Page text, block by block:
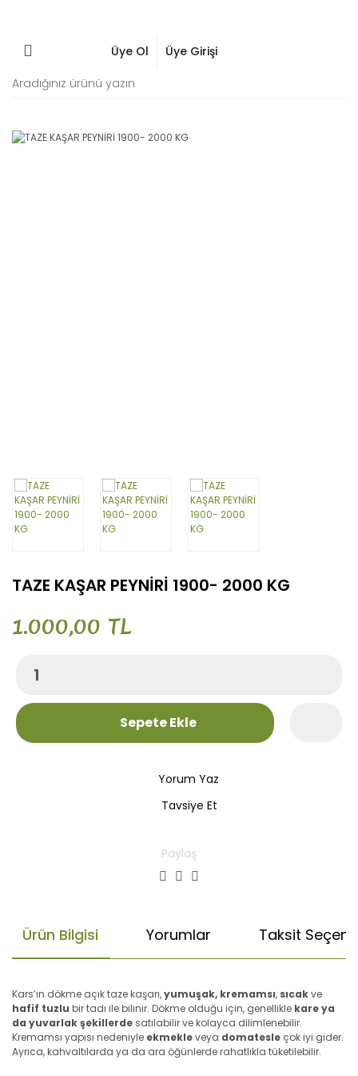
Üye Ol Üye Girişi
TAZE KAŞAR PEYNİRİ 1900- 2000 KG
1.000,00 TL
Sepete Ekle
Yorum Yaz
Tavsiye Et
Paylaş
Ürün Bilgisi Yorumlar Taksit
Kars’ın dökme açık taze kaşarı,yumuşak, kremamsı, sıcakve
hafif tuzlu bir tadı ile bilinir. Dökme olduğu için, genellikle kare ya
da yuvarlak şekillerde satılabilir ve kolayca dilimlenebilir.
Kremamsı yapısı nedeniyle ekmekleveya domatesle çok iyi gider.
Ayrıca, kahvaltılarda ya da ara öğünlerde rahatlıkla tüketilebilir.